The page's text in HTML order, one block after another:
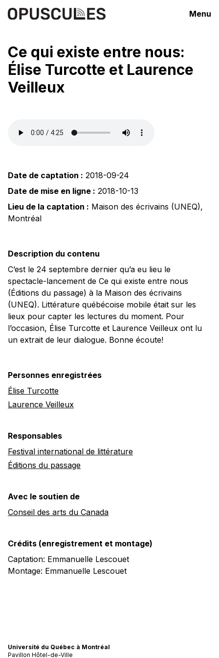
Menu
Ce qui existe entre nous:
Élise Turcotte et Laurence
Veilleux
Date de captation : 2018-09-24
Date de mise en ligne : 2018-10-13
Lieu de la captation : Maison des écrivains (UNEQ),
Montréal
Description du contenu
C’est le 24 septembre dernier qu’a eu lieu le
spectacle-lancement de Ce qui existe entre nous
(Éditions du passage) à la Maison des écrivains
(UNEQ). Littérature québécoise mobile était sur les
lieux pour capter les lectures du moment. Pour
l’occasion, Élise Turcotte et Laurence Veilleux ont lu
un extrait de leur dialogue. Bonne écoute!
Personnes enregistrées
Élise Turcotte
Laurence Veilleux
Responsables
Festival international de littérature
Éditions du passage
Avec le soutien de
Conseil des arts du Canada
Crédits (enregistrement et montage)
Captation: Emmanuelle Lescouet
Montage: Emmanuelle Lescouet
Université du Québec à Montréal
Pavillon Hôtel-de-Ville